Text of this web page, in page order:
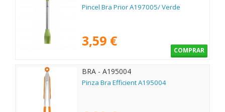
Pincel Bra Prior A197005/ Verde
3,59 €
COMPRAR
BRA - A195004
Pinza Bra Efficient A195004